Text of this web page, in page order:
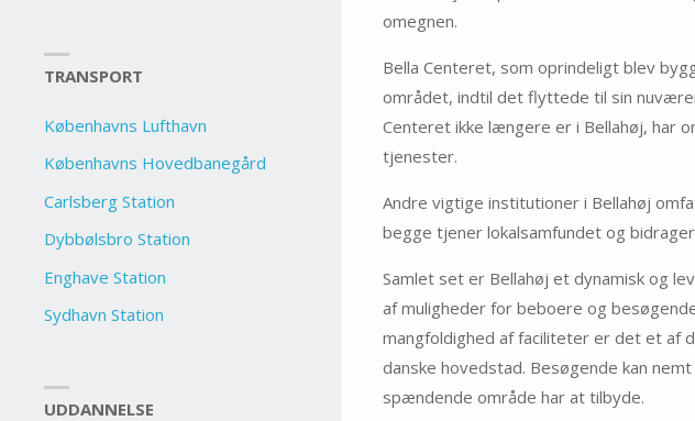
omegnen.
Bella Centeret, som oprindeligt blev
området, indtil det flyttede til sin
Centeret ikke længere er i Bellahøj, har
tjenester.
Andre vigtige institutioner i Bellahøj
begge tjener lokalsamfundet og
Samlet set er Bellahøj et dynamisk og
af muligheder for beboere og
mangfoldighed af faciliteter er det et af
danske hovedstad. Besøgende kan
spændende område har at tilbyde.
TRANSPORT
Københavns Lufthavn
Københavns Hovedbanegård
Carlsberg Station
Dybbølsbro Station
Enghave Station
Sydhavn Station
UDDANNELSE